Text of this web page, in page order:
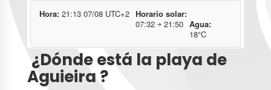
¿Dónde está la playa de
Aguieira ?